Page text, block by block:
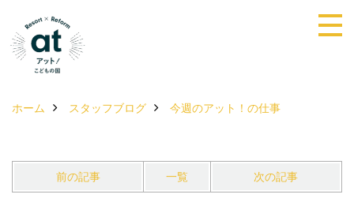
ホーム スタッフブログ 今週のアット！の仕事
前の記事 一覧 次の記事